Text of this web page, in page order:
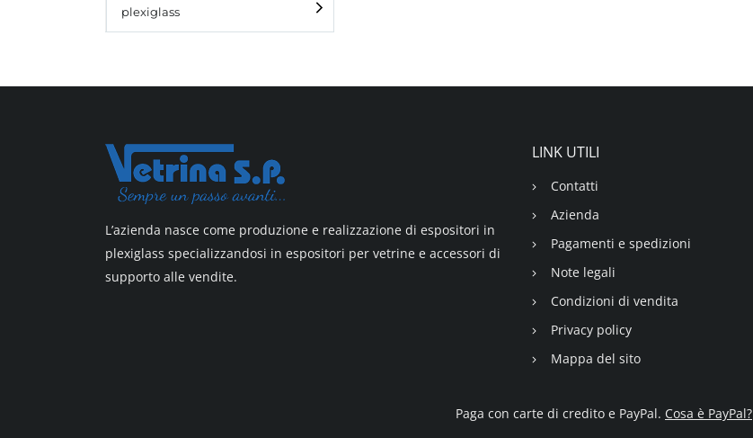
All design
Top line 3
plexiglass
L’azienda nasce come produzione e realizzazione di espositori in
plexiglass specializzandosi in espositori per vetrine e accessori di
supporto alle vendite.
LINK UTILI
Contatti
Azienda
Pagamenti e spedizioni
Note legali
Condizioni di vendita
Privacy policy
Mappa del sito
Paga con carte di credito e PayPal. Cosa è PayPal?